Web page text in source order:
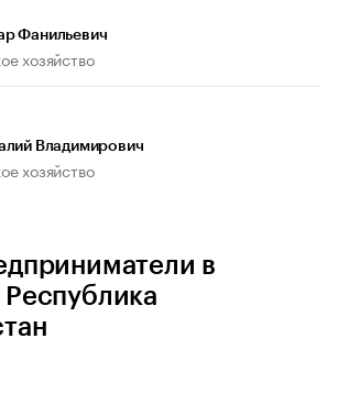
Фанильевич
хозяйство
Владимирович
хозяйство
в